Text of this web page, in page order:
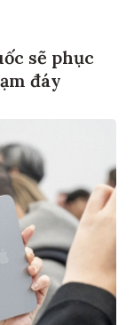
sẽ phục
đáy